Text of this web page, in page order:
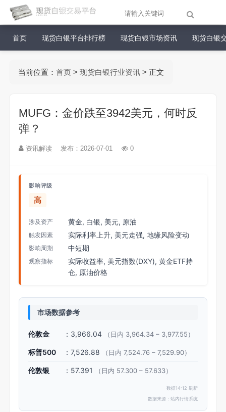
首页 现货白银平台排行榜 现货白银市场资讯 现货白银
当前位置： 首页> 现货白银行业资讯> 正文
MUFG：金价跌至3942美元，何时反
弹？
资讯解读 发布：2026-07-01 0
影响评级
高
涉及资产 黄金, 白银, 美元, 原油
触发因素 实际利率上升, 美元走强, 地缘风险变动
影响周期 中短期
观察指标
实际收益率, 美元指数(DXY), 黄金ETF持
仓, 原油价格
市场数据参考
伦敦金 ：3,966.04 （日内 3,964.34 – 3,977.55）
标普500 ：7,526.88 （日内 7,524.76 – 7,529.90）
伦敦银 ：57.391 （日内 57.300 – 57.633）
数据14:12 刷新
数据来源：站内行情系统